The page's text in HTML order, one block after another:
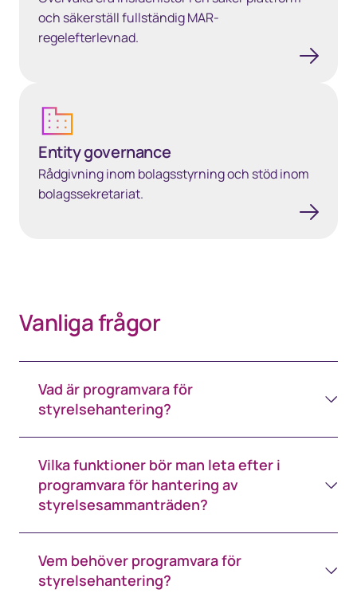
och säkerställ fullständig MAR-
regelefterlevnad.
Entity governance
Rådgivning inom bolagsstyrning och stöd inom
bolagssekretariat.
Vanliga frågor
Vad är programvara för
styrelsehantering?
Vilka funktioner bör man leta efter i
programvara för hantering av
styrelsesammanträden?
Vem behöver programvara för
styrelsehantering?